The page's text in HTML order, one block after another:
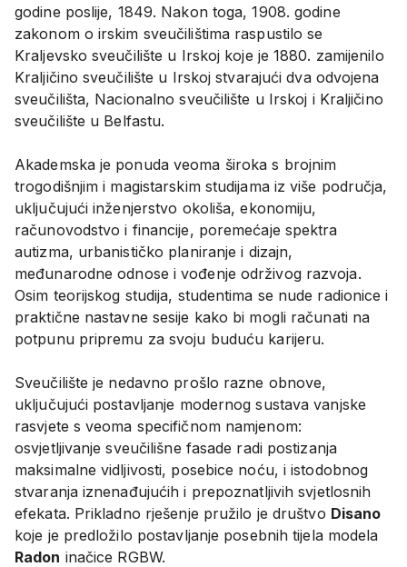
godine poslije, 1849. Nakon toga, 1908. godine
zakonom o irskim sveučilištima raspustilo se
Kraljevsko sveučilište u Irskoj koje je 1880. zamijenilo
Kraljičino sveučilište u Irskoj stvarajući dva odvojena
sveučilišta, Nacionalno sveučilište u Irskoj i Kraljičino
sveučilište u Belfastu.
Akademska je ponuda veoma široka s brojnim
trogodišnjim i magistarskim studijama iz više područja,
uključujući inženjerstvo okoliša, ekonomiju,
računovodstvo i financije, poremećaje spektra
autizma, urbanističko planiranje i dizajn,
međunarodne odnose i vođenje održivog razvoja.
Osim teorijskog studija, studentima se nude radionice i
praktične nastavne sesije kako bi mogli računati na
potpunu pripremu za svoju buduću karijeru.
Sveučilište je nedavno prošlo razne obnove,
uključujući postavljanje modernog sustava vanjske
rasvjete s veoma specifičnom namjenom:
osvjetljivanje sveučilišne fasade radi postizanja
maksimalne vidljivosti, posebice noću, i istodobnog
stvaranja iznenađujućih i prepoznatljivih svjetlosnih
efekata. Prikladno rješenje pružilo je društvo Disano
koje je predložilo postavljanje posebnih tijela modela
Radon inačice RGBW.